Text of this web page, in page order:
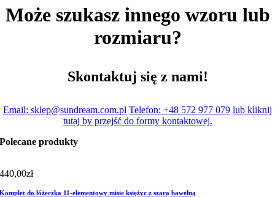
Może szukasz innego wzoru lub
rozmiaru?
Skontaktuj się z nami!
Email: sklep@sundream.com.pl Telefon: +48 572 977 079 lub kliknij
tutaj by przejść do formy kontaktowej.
Polecane produkty
440,00zł
Komplet do łóżeczka 11-elementowy misie księżyc z szarą bawełną